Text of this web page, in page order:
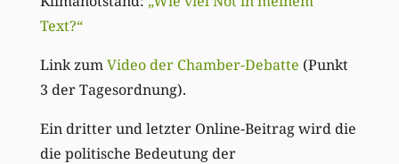
Text?“
Link zumVideo der Chamber-Debatte (Punkt
3 der Tagesordnung).
Ein dritter und letzter Online-Beitrag wird die
die politische Bedeutung der